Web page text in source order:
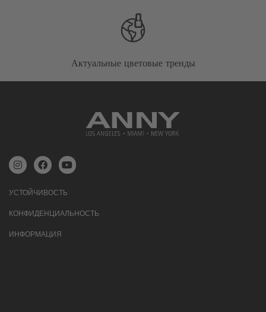
Актуальные цветовые тренды
УСТОЙЧИВОСТЬ
КОНФИДЕНЦИАЛЬНОСТЬ
ИНФОРМАЦИЯ